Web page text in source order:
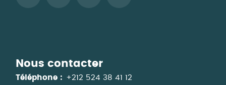
Nous contacter
Téléphone : +212 524 38 41 12